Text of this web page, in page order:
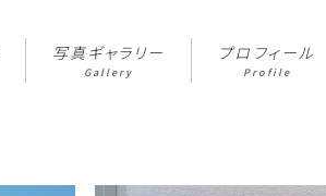
写真ギャラリー
Gallery
プロフィール
Profile